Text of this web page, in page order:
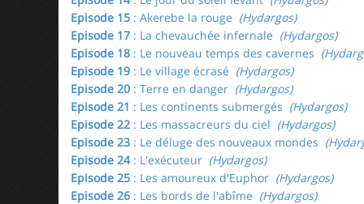
Episode 15 : Akerebe la rouge (Hydargos)
Episode 17 : La chevauchée infernale (Hydargos)
Episode 18 : Le nouveau temps des cavernes
Episode 19 : Le village écrasé (Hydargos)
Episode 20 : Terre en danger (Hydargos)
Episode 21 : Les continents submergés (Hydargos)
Episode 22 : Les massacreurs du ciel (Hydargos)
Episode 23 : Le déluge des nouveaux mondes
Episode 24: L'exécuteur (Hydargos)
Episode 25 : Les amoureux d'Euphor (Hydargos)
Episode 26 : Les bords de l'abîme (Hydargos)